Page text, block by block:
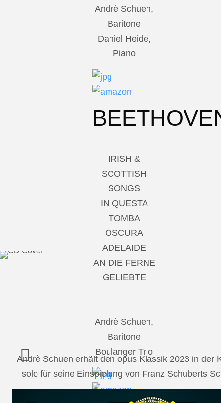
Andrè Schuen,
Baritone
Daniel Heide,
Piano
IRISH &
SCOTTISH
SONGS
IN QUESTA
TOMBA
OSCURA
ADELAIDE
AN DIE FERNE
GELIEBTE
Andrè Schuen,
Baritone
Boulanger Trio
Andrè Schuen erhält den opus Klassik 2023 in der
solo für seine Einspielung von Franz Schuberts